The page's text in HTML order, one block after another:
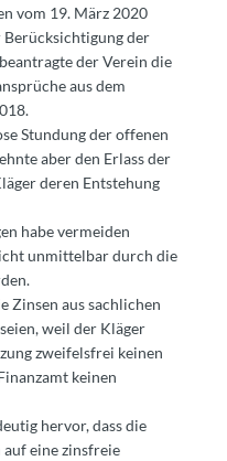
vom 19. März 2020
Berücksichtigung der
der Verein die
aus dem
Stundung der offenen
aber den Erlass der
deren Entstehung
habe vermeiden
unmittelbar durch die
Zinsen aus sachlichen
weil der Kläger
zweifelsfrei keinen
keinen
hervor, dass die
eine zinsfreie